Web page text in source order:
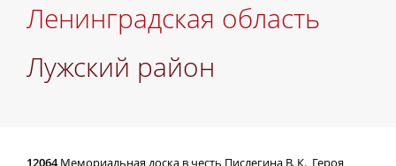
Ленинградская область
Лужский район
12064Мемориальная доска в честь Пислегина В. К., Героя